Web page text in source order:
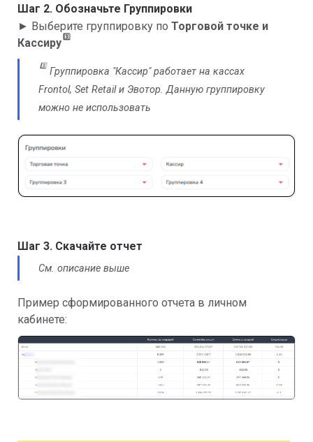
Шаг 2. Обозначьте Группировки
► Выберите группировку по Торговой точке и
Кассиру 3️⃣
3️⃣
Группировка "Кассир" работает на кассах
Frontol, Set Retail и Эвотор. Данную группировку
можно не использовать
Шаг 3. Скачайте отчет
См. описание выше
Пример сформированного отчета в личном
кабинете: